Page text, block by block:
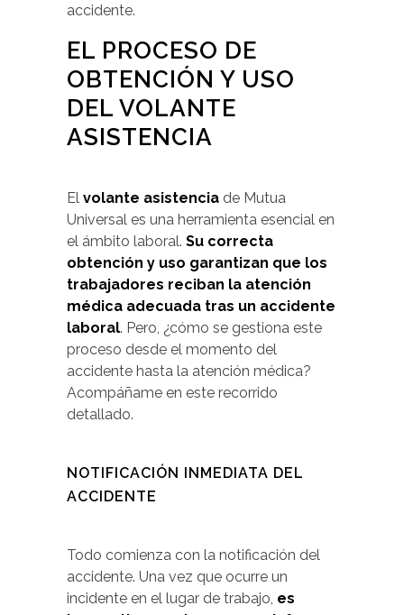
accidente.
EL PROCESO DE
OBTENCIÓN Y USO
DEL VOLANTE
ASISTENCIA
El volante asistencia de Mutua
Universal es una herramienta esencial en
el ámbito laboral. Su correcta
obtención y uso garantizan que los
trabajadores reciban la atención
médica adecuada tras un accidente
laboral. Pero, ¿cómo se gestiona este
proceso desde el momento del
accidente hasta la atención médica?
Acompáñame en este recorrido
detallado.
NOTIFICACIÓN INMEDIATA DEL
ACCIDENTE
Todo comienza con la notificación del
accidente. Una vez que ocurre un
incidente en el lugar de trabajo, es